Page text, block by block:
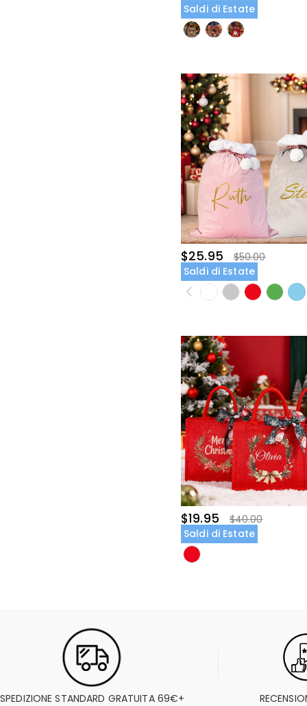
Saldi di Estate
$25.95
$50.00
Saldi di Estate
$19.95
$40.00
Saldi di Estate
SPEDIZIONE STANDARD GRATUITA 69€+